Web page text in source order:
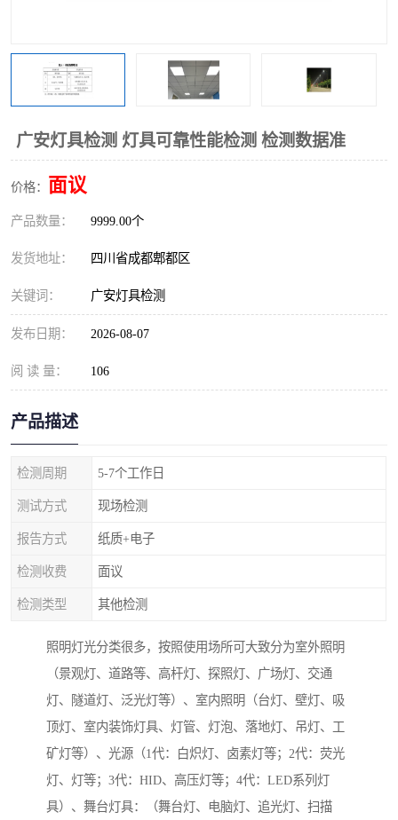
广安灯具检测 灯具可靠性能检测 检测数据准
价格： 面议
产品数量： 9999.00个
发货地址： 四川省成都郫都区
关键词： 广安灯具检测
发布日期： 2026-08-07
阅 读 量： 106
产品描述
检测周期 5-7个工作日
测试方式 现场检测
报告方式 纸质+电子
检测收费 面议
检测类型 其他检测
照明灯光分类很多，按照使用场所可大致分为室外照明
（景观灯、道路等、高杆灯、探照灯、广场灯、交通
灯、隧道灯、泛光灯等）、室内照明（台灯、壁灯、吸
顶灯、室内装饰灯具、灯管、灯泡、落地灯、吊灯、工
矿灯等）、光源（1代：白炽灯、卤素灯等；2代：荧光
灯、灯等；3代：HID、高压灯等；4代：LED系列灯
具）、舞台灯具：（舞台灯、电脑灯、追光灯、扫描